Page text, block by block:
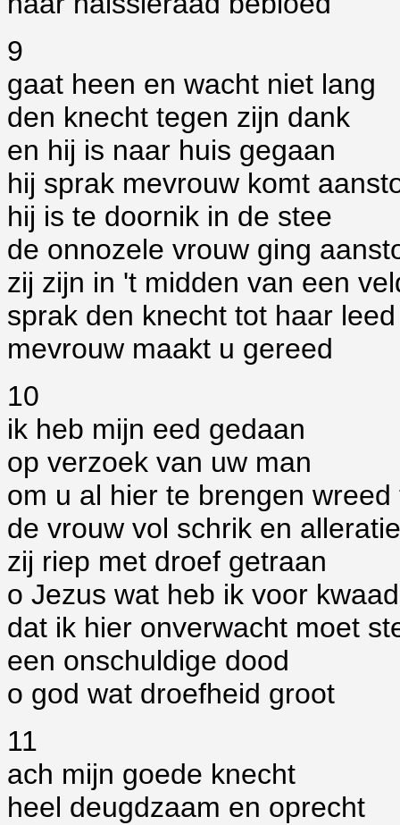
9
gaat heen en wacht niet lang
den knecht tegen zijn dank
en hij is naar huis gegaan
hij sprak mevrouw komt
hij is te doornik in de stee
de onnozele vrouw ging
zij zijn in 't midden van een
sprak den knecht tot haar leed
mevrouw maakt u gereed
10
ik heb mijn eed gedaan
op verzoek van uw man
om u al hier te brengen wreed
de vrouw vol schrik en
zij riep met droef getraan
o Jezus wat heb ik voor
dat ik hier onverwacht moet
een onschuldige dood
o god wat droefheid groot
11
ach mijn goede knecht
heel deugdzaam en oprecht